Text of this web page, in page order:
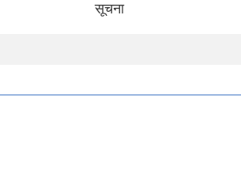
सूचना